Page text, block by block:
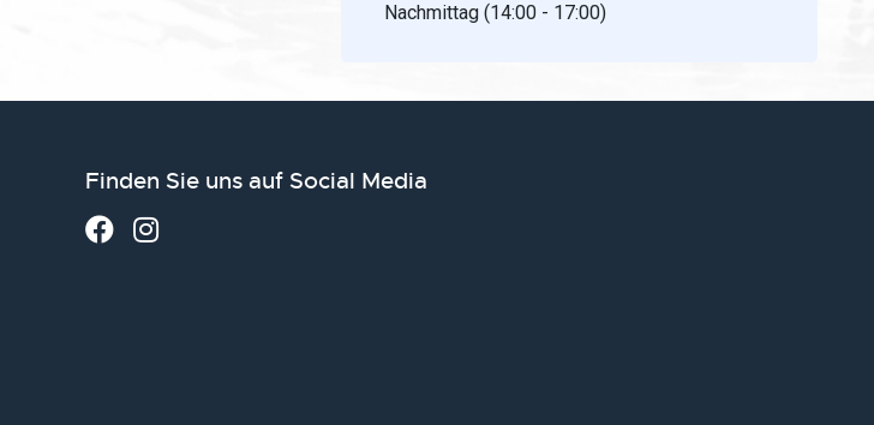
Nachmittag (14:00 - 17:00)
Finden Sie uns auf Social Media